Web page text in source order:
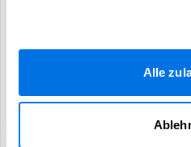
Alle